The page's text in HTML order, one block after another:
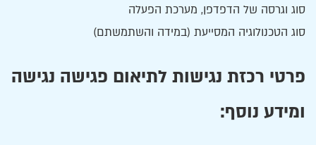
סוג וגרסה של הדפדפן, מערכת הפעלה
סוג הטכנולוגיה המסייעת (במידה והשתמשתם)
פרטי רכזת נגישות לתיאום פגישה נגישה
ומידע נוסף: